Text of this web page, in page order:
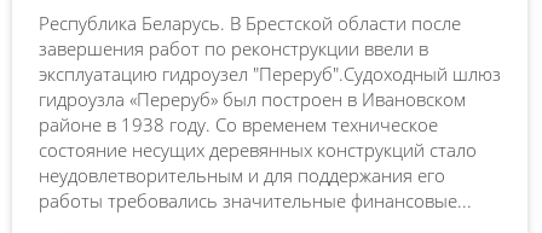
Республика Беларусь. В Брестской области после
завершения работ по реконструкции ввели в
эксплуатацию гидроузел "Переруб".Судоходный шлюз
гидроузла «Переруб» был построен в Ивановском
районе в 1938 году. Со временем техническое
состояние несущих деревянных конструкций стало
неудовлетворительным и для поддержания его
работы требовались значительные финансовые...